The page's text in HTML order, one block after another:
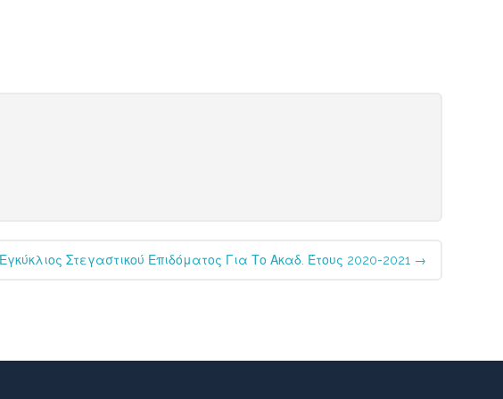
Εγκύκλιος Στεγαστικού Επιδόματος Για Το Ακαδ. Έτους 2020-2021 →